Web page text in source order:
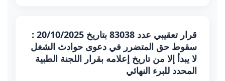
قرار تعقيبي عدد 83038 بتاريخ 20/10/2025 :
سقوط حق المتضرر في دعوى حوادث الشغل
لا يبدأ إلا من تاريخ إعلامه بقرار اللجنة الطبية
المحدد للبرء النهائي